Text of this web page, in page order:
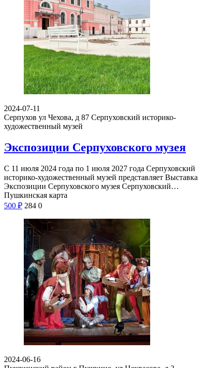
2024-07-11
Серпухов ул Чехова, д 87 Серпуховский историко-
художественный музей
Экспозиции Серпуховского музея
С 11 июля 2024 года по 1 июля 2027 года Серпуховский
историко-художественный музей представляет Выставка
Экспозиции Серпуховского музея Серпуховский…
Пушкинская карта
500 ₽ 284 0
2024-06-16